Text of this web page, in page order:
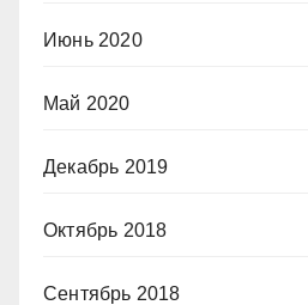
Июнь 2020
Май 2020
Декабрь 2019
Октябрь 2018
Сентябрь 2018